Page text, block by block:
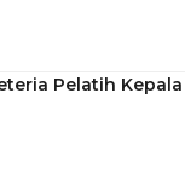
Pelatih Kepala